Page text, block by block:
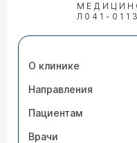
Л041-
О клинике
Направления
Пациентам
Врачи